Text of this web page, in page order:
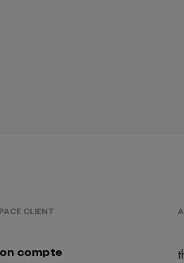
CLIENT
compte